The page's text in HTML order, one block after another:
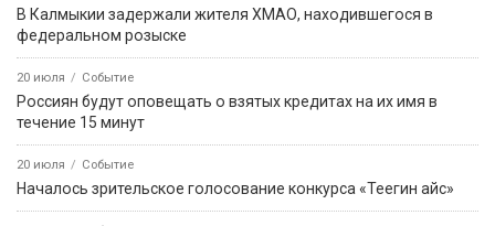
В Калмыкии задержали жителя ХМАО, находившегося в
федеральном розыске
20 июля Событие
Россиян будут оповещать о взятых кредитах на их имя в
течение 15 минут
20 июля Событие
Началось зрительское голосование конкурса «Теегин айс»